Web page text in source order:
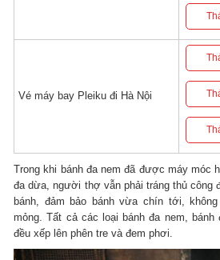
Vé máy bay Pleiku đi Hà Nội
Trong khi bánh đa nem đã được máy móc
đa dừa, người thợ vẫn phải tráng thủ công
bánh, đảm bảo bánh vừa chín tới,
mỏng. Tất cả các loại bánh đa nem,
đều xếp lên phên tre và đem phơi.